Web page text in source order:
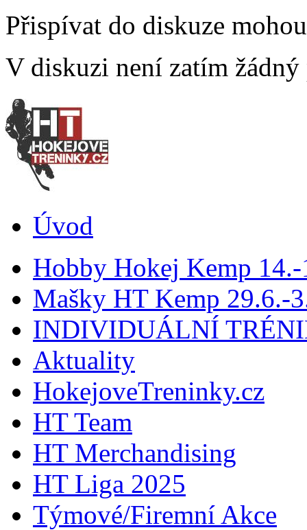
Přispívat do diskuze
V diskuzi není zatím žádný
Úvod
Hobby Hokej Kemp
Mašky HT Kemp 29.6.-
INDIVIDUÁLNÍ
Aktuality
HokejoveTreninky.cz
HT Team
HT Merchandising
HT Liga 2025
Týmové/Firemní Akce